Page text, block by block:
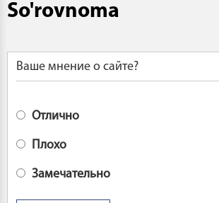
So'rovnoma
Ваше мнение о сайте?
Отлично
Плохо
Замечательно